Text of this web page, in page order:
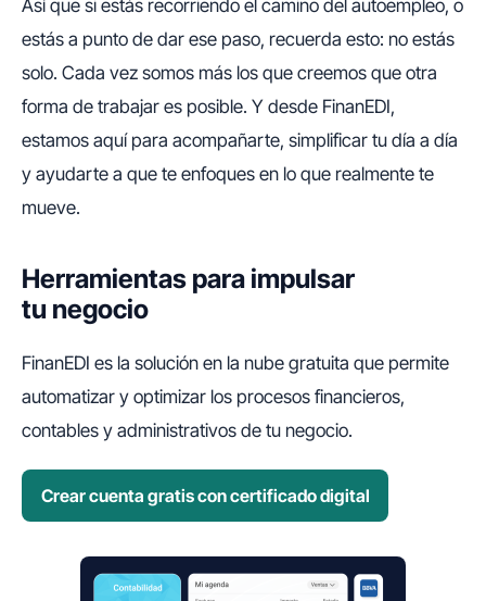
Así que si estás recorriendo el camino del autoempleo, o
estás a punto de dar ese paso, recuerda esto: no estás
solo. Cada vez somos más los que creemos que otra
forma de trabajar es posible. Y desde FinanEDI,
estamos aquí para acompañarte, simplificar tu día a día
y ayudarte a que te enfoques en lo que realmente te
mueve.
Herramientas para impulsar
tu negocio
FinanEDI es la solución en la nube gratuita que permite
automatizar y optimizar los procesos financieros,
contables y administrativos de tu negocio.
Crear cuenta gratis con certificado digital